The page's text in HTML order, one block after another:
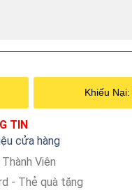
Khiếu Nại:
TIN
cửa hàng
Viên
- Thẻ quà tặng